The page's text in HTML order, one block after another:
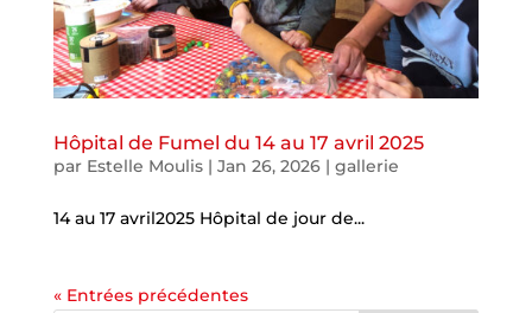
Hôpital de Fumel du 14 au 17 avril 2025
par Estelle Moulis| Jan 26, 2026| gallerie
14 au 17 avril2025 Hôpital de jour de...
« Entrées précédentes